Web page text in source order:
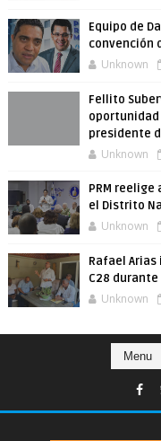
Equipo de
convención
Unknown
Fellito
presidente
Unknown
PRM
el Distrito
Unknown
Rafael
C28
Unknown